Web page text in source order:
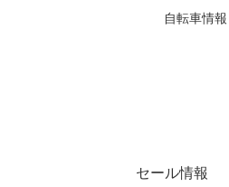
自転車情
セール情報